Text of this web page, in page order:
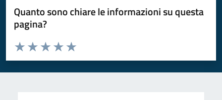
Quanto sono chiare le informazioni su questa
pagina?
Valuta da 1 a 5 stelle la pagina
Valuta 5 stelle su 5
Valuta 4 stelle su 5
Valuta 3 stelle su 5
Valuta 2 stelle su 5
Valuta 1 stelle su 5